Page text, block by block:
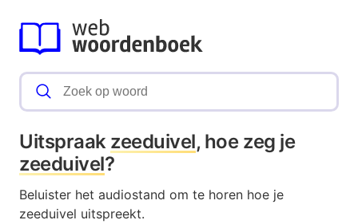
Uitspraak zeeduivel, hoe zeg je
zeeduivel?
Beluister het audiostand om te horen hoe je
zeeduivel uitspreekt.